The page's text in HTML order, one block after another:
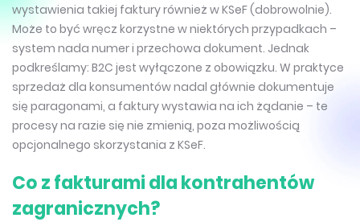
wystawienia takiej faktury również w KSeF (dobrowolnie).
Może to być wręcz korzystne w niektórych przypadkach –
system nada numer i przechowa dokument. Jednak
podkreślamy: B2C jest wyłączone z obowiązku. W praktyce
sprzedaż dla konsumentów nadal głównie dokumentuje
się paragonami, a faktury wystawia na ich żądanie – te
procesy na razie się nie zmienią, poza możliwością
opcjonalnego skorzystania z KSeF.
Co z fakturami dla kontrahentów
zagranicznych?